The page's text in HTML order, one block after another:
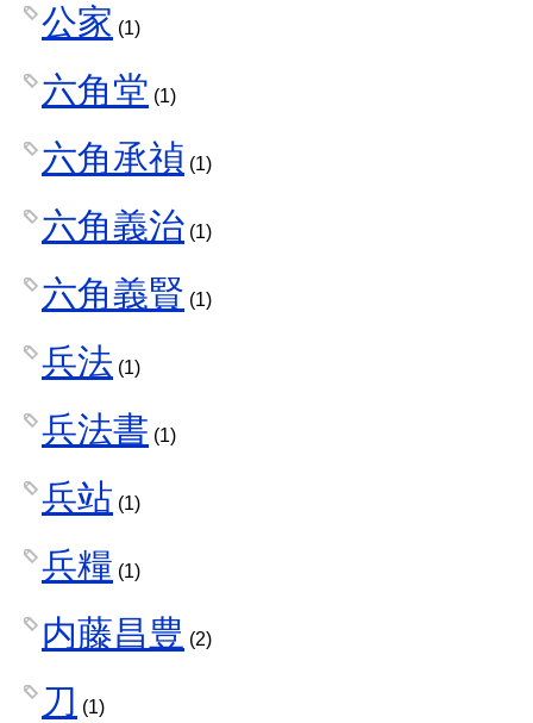
公家 (1)
六角堂 (1)
六角承禎 (1)
六角義治 (1)
六角義賢 (1)
兵法 (1)
兵法書 (1)
兵站 (1)
兵糧 (1)
内藤昌豊 (2)
刀 (1)